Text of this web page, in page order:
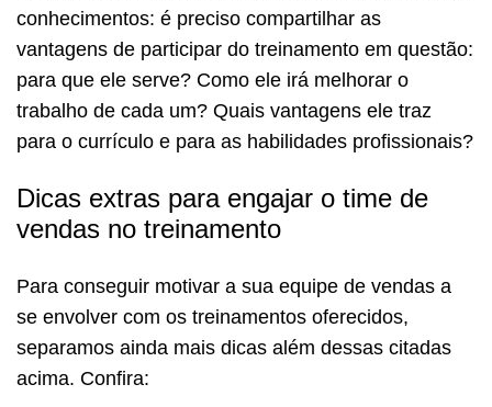
conhecimentos: é preciso compartilhar as
vantagens de participar do treinamento em questão:
para que ele serve? Como ele irá melhorar o
trabalho de cada um? Quais vantagens ele traz
para o currículo e para as habilidades profissionais?
Dicas extras para engajar o time de
vendas no treinamento
Para conseguir motivar a sua equipe de vendas a
se envolver com os treinamentos oferecidos,
separamos ainda mais dicas além dessas citadas
acima. Confira: